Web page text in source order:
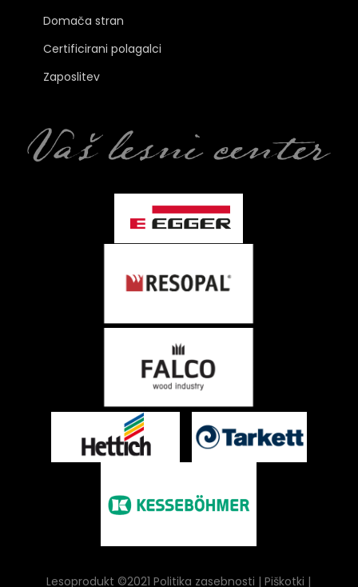
Domača stran
Certificirani polagalci
Zaposlitev
Lesoprodukt ©2021Politika zasebnosti | Piškotki |